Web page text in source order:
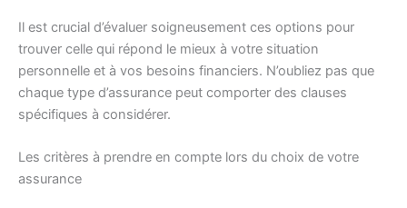
Il est crucial d’évaluer soigneusement ces options pour
trouver celle qui répond le mieux à votre situation
personnelle et à vos besoins financiers. N’oubliez pas que
chaque type d’assurance peut comporter des clauses
spécifiques à considérer.
Les critères à prendre en compte lors du choix de votre
assurance